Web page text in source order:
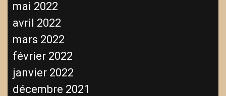
mai 2022
avril 2022
mars 2022
février 2022
janvier 2022
décembre 2021